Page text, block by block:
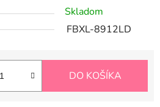
Skladom
FBXL-8912LD
DO KOŠÍKA